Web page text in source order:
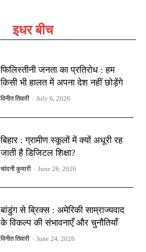
इधर बीच
फिलिस्तीनी जनता का प्रतिरोध : हम
किसी भी हालत में अपना देश नहीं छोड़ेंगे
विनीत तिवारी - July 6, 2026
बिहार : ग्रामीण स्कूलों में क्यों अधूरी रह
जाती है डिजिटल शिक्षा?
चांदनी कुमारी - June 26, 2026
बांडुंग से ब्रिक्स : अमेरिकी साम्राज्यवाद
के विकल्प की संभावनाएँ और चुनौतियाँ
विनीत तिवारी - June 24, 2026